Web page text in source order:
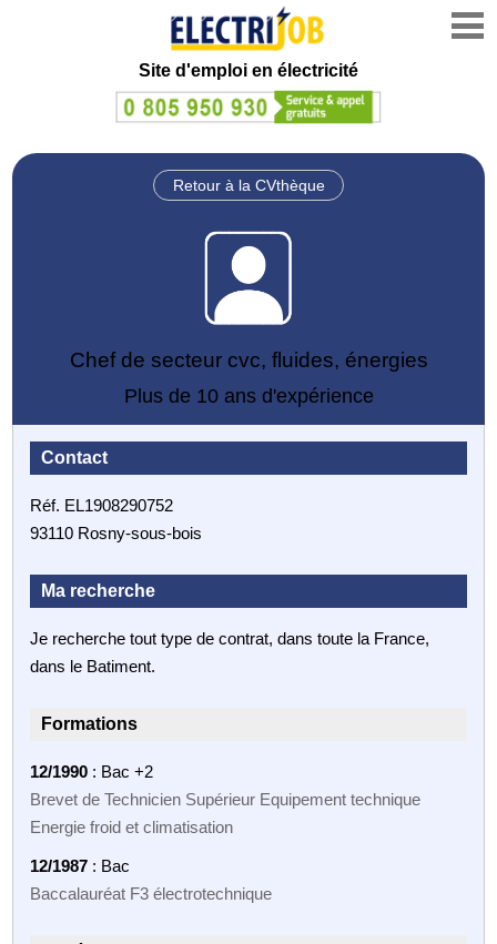
Site d'emploi en électricité
Retour à la CVthèque
Chef de secteur cvc, fluides, énergies
Plus de 10 ans d'expérience
Contact
Réf. EL1908290752
93110 Rosny-sous-bois
Ma recherche
Je recherche tout type de contrat, dans toute la France,
dans le Batiment.
Formations
12/1990 : Bac +2
Brevet de Technicien Supérieur Equipement technique
Energie froid et climatisation
12/1987 : Bac
Baccalauréat F3 électrotechnique